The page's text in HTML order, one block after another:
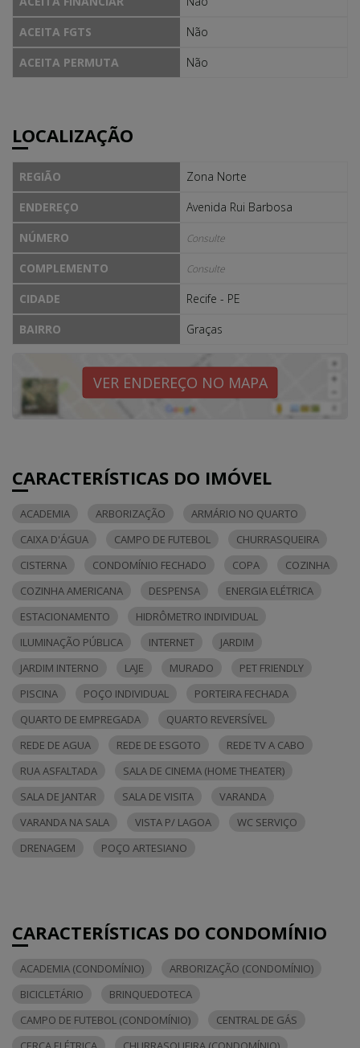
ACEITA FGTS
Não
ACEITA PERMUTA
Não
LOCALIZAÇÃO
REGIÃO
Zona Norte
ENDEREÇO
Avenida Rui Barbosa
NÚMERO
Consulte
COMPLEMENTO Consulte
CIDADE
Recife - PE
BAIRRO
Graças
VER ENDEREÇO NO MAPA
CARACTERÍSTICAS DO IMÓVEL
ACADEMIA ARBORIZAÇÃO
ARMÁRIO NO QUARTO
CAIXA D'ÁGUA
CAMPO DE FUTEBOL
CHURRASQUEIRA
CISTERNA
CONDOMÍNIO FECHADO COPA
COZINHA
COZINHA AMERICANA
DESPENSA
ENERGIA ELÉTRICA
ESTACIONAMENTO
HIDRÔMETRO INDIVIDUAL
ILUMINAÇÃO PÚBLICA
INTERNET
JARDIM
JARDIM INTERNO
LAJE MURADO
PET FRIENDLY
PISCINA
POÇO INDIVIDUAL
PORTEIRA FECHADA
QUARTO DE EMPREGADA
QUARTO REVERSÍVEL
REDE DE AGUA
REDE DE ESGOTO
REDE TV A CABO
RUA ASFALTADA
SALA DE CINEMA (HOME THEATER)
SALA DE JANTAR
SALA DE VISITA
VARANDA
VARANDA NA SALA
VISTA P/ LAGOA
WC SERVIÇO
DRENAGEM
POÇO ARTESIANO
CARACTERÍSTICAS DO CONDOMÍNIO
ACADEMIA (CONDOMÍNIO)
ARBORIZAÇÃO (CONDOMÍNIO)
BICICLETÁRIO
BRINQUEDOTECA
CAMPO DE FUTEBOL (CONDOMÍNIO)
CENTRAL DE GÁS